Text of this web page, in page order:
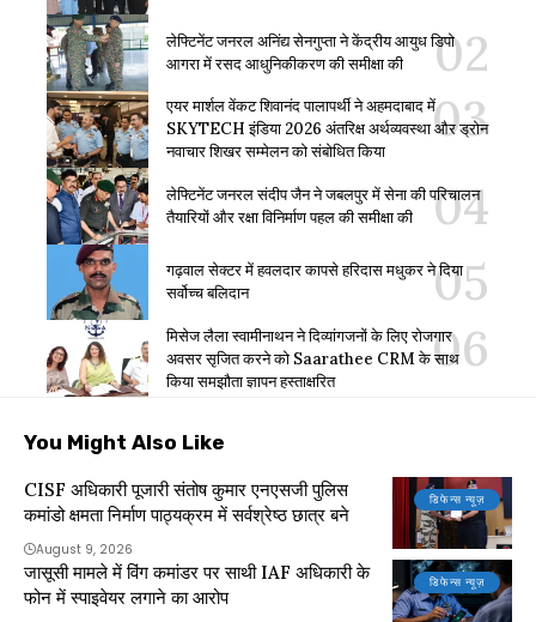
लेफ्टिनेंट जनरल अनिंद्य सेनगुप्ता ने केंद्रीय आयुध डिपो
आगरा में रसद आधुनिकीकरण की समीक्षा की
एयर मार्शल वेंकट शिवानंद पालापर्थी ने अहमदाबाद में
SKYTECH इंडिया 2026 अंतरिक्ष अर्थव्यवस्था और ड्रोन
नवाचार शिखर सम्मेलन को संबोधित किया
लेफ्टिनेंट जनरल संदीप जैन ने जबलपुर में सेना की परिचालन
तैयारियों और रक्षा विनिर्माण पहल की समीक्षा की
गढ़वाल सेक्टर में हवलदार कापसे हरिदास मधुकर ने दिया
सर्वोच्च बलिदान
मिसेज लैला स्वामीनाथन ने दिव्यांगजनों के लिए रोजगार
अवसर सृजित करने को Saarathee CRM के साथ
किया समझौता ज्ञापन हस्ताक्षरित
You Might Also Like
डिफेन्स न्यूज़
CISF अधिकारी पूजारी संतोष कुमार एनएसजी पुलिस
कमांडो क्षमता निर्माण पाठ्यक्रम में सर्वश्रेष्ठ छात्र बने
August 9, 2026
डिफेन्स न्यूज़
जासूसी मामले में विंग कमांडर पर साथी IAF अधिकारी के
फोन में स्पाइवेयर लगाने का आरोप